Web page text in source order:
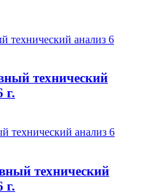
технический
г.
технический
г.